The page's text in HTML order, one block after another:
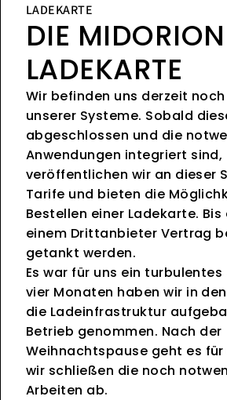
LADEKARTE
DIE MIDORION
LADEKARTE
Wir befinden uns derzeit
unserer Systeme. Sobald
abgeschlossen und die
Anwendungen integriert sind,
veröffentlichen wir an dieser
Tarife und bieten die
Bestellen einer Ladekarte.
einem Drittanbieter Vertrag
getankt werden.
Es war für uns ein
vier Monaten haben wir in
die Ladeinfrastruktur
Betrieb genommen. Nach der
Weihnachtspause geht es
wir schließen die noch
Arbeiten ab.